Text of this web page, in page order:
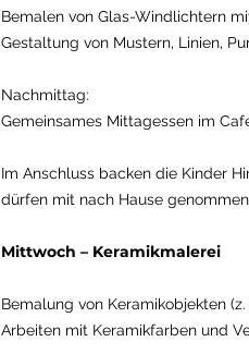
Bemalen von Glas-Windlichtern
Gestaltung von Mustern, Linien,
Nachmittag:
Gemeinsames Mittagessen im
Im Anschluss backen die Kinder
dürfen mit nach Hause
Mittwoch – Keramikmalerei
Bemalung von Keramikobjekten
Arbeiten mit Keramikfarben und